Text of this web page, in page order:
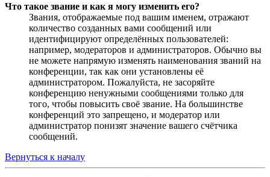
Что такое звание и как я могу изменить его?
Звания, отображаемые под вашим именем, отражают
количество созданных вами сообщений или
идентифицируют определённых пользователей:
например, модераторов и администраторов. Обычно вы
не можете напрямую изменять наименования званий на
конференции, так как они установлены её
администратором. Пожалуйста, не засоряйте
конференцию ненужными сообщениями только для
того, чтобы повысить своё звание. На большинстве
конференций это запрещено, и модератор или
администратор понизят значение вашего счётчика
сообщений.
Вернуться к началу